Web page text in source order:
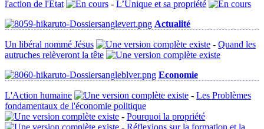
l'action de l'État
- L’Unique et sa propriété
Actualité
Un libéral nommé Jésus - Quand les
autruches relèveront la tête
Economie
L'Action humaine - Les Problèmes
fondamentaux de l'économie politique
- Pourquoi la propriété
- Réflexions sur la formation et la